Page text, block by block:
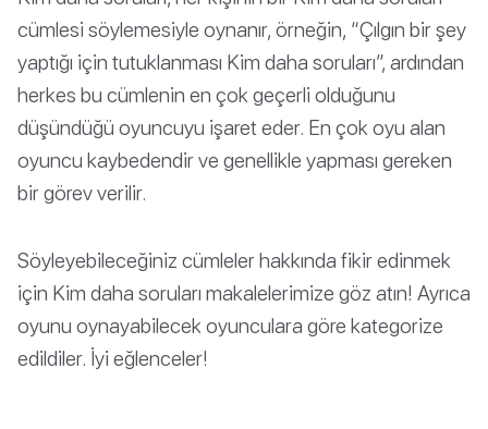
cümlesi söylemesiyle oynanır, örneğin, “Çılgın bir şey
yaptığı için tutuklanması Kim daha soruları”, ardından
herkes bu cümlenin en çok geçerli olduğunu
düşündüğü oyuncuyu işaret eder. En çok oyu alan
oyuncu kaybedendir ve genellikle yapması gereken
bir görev verilir.
Söyleyebileceğiniz cümleler hakkında fikir edinmek
için Kim daha soruları makalelerimize göz atın! Ayrıca
oyunu oynayabilecek oyunculara göre kategorize
edildiler. İyi eğlenceler!